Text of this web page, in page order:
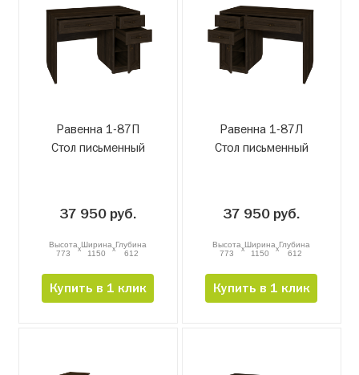
Равенна 1-87П
Стол письменный
37 950 руб.
Высота
773
xШирина
1150
xГлубина
612
Купить в 1 клик
Равенна 1-87Л
Стол письменный
37 950 руб.
Высота
773
xШирина
1150
xГлубина
612
Купить в 1 клик